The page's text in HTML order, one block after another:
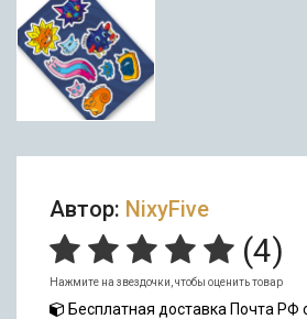
Автор: NixyFive
(4)
Нажмите на звездочки, чтобы оценить товар
Бесплатная доставка Почта РФ